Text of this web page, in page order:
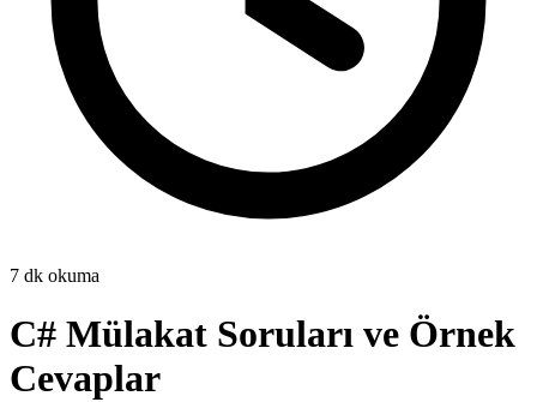
7 dk okuma
C# Mülakat Soruları ve Örnek
Cevaplar